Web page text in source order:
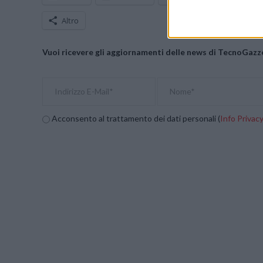
Altro
Vuoi ricevere gli aggiornamenti delle news di
Acconsento al trattamento dei dati personali (Info Privacy